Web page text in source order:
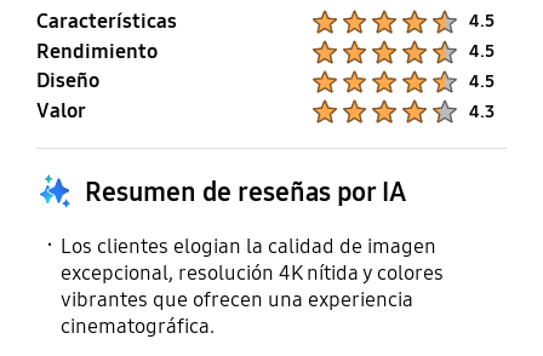
Teletexto (TTX)
Sí
Cambio de hora
Compatible IPv6
Sí
Compatible MBR
Sí
Características 4.5
Rendimiento 4.5
Diseño 4.5
Valor 4.3
Resumen de reseñas por IA
Los clientes elogian la calidad de imagen
excepcional, resolución 4K nítida y colores
vibrantes que ofrecen una experiencia
cinematográfica.